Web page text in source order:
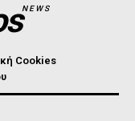
NEWS
Cookies